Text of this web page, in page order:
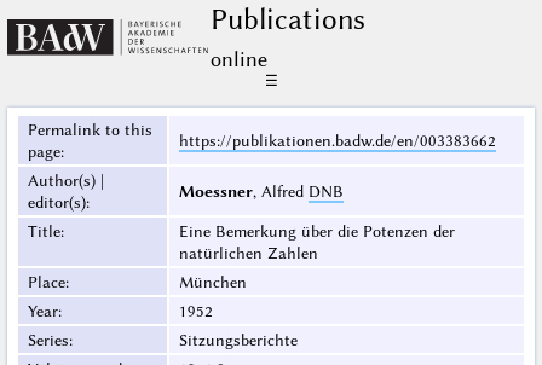
Publications
online
☰
Permalink to this
page:
https://publikationen.badw.de/en/003383662
Author(s) |
editor(s):
Moessner, Alfred DNB
Title:
Eine Bemerkung über die Potenzen der
natürlichen Zahlen
Place:
München
Year:
1952
Series:
Sitzungsberichte